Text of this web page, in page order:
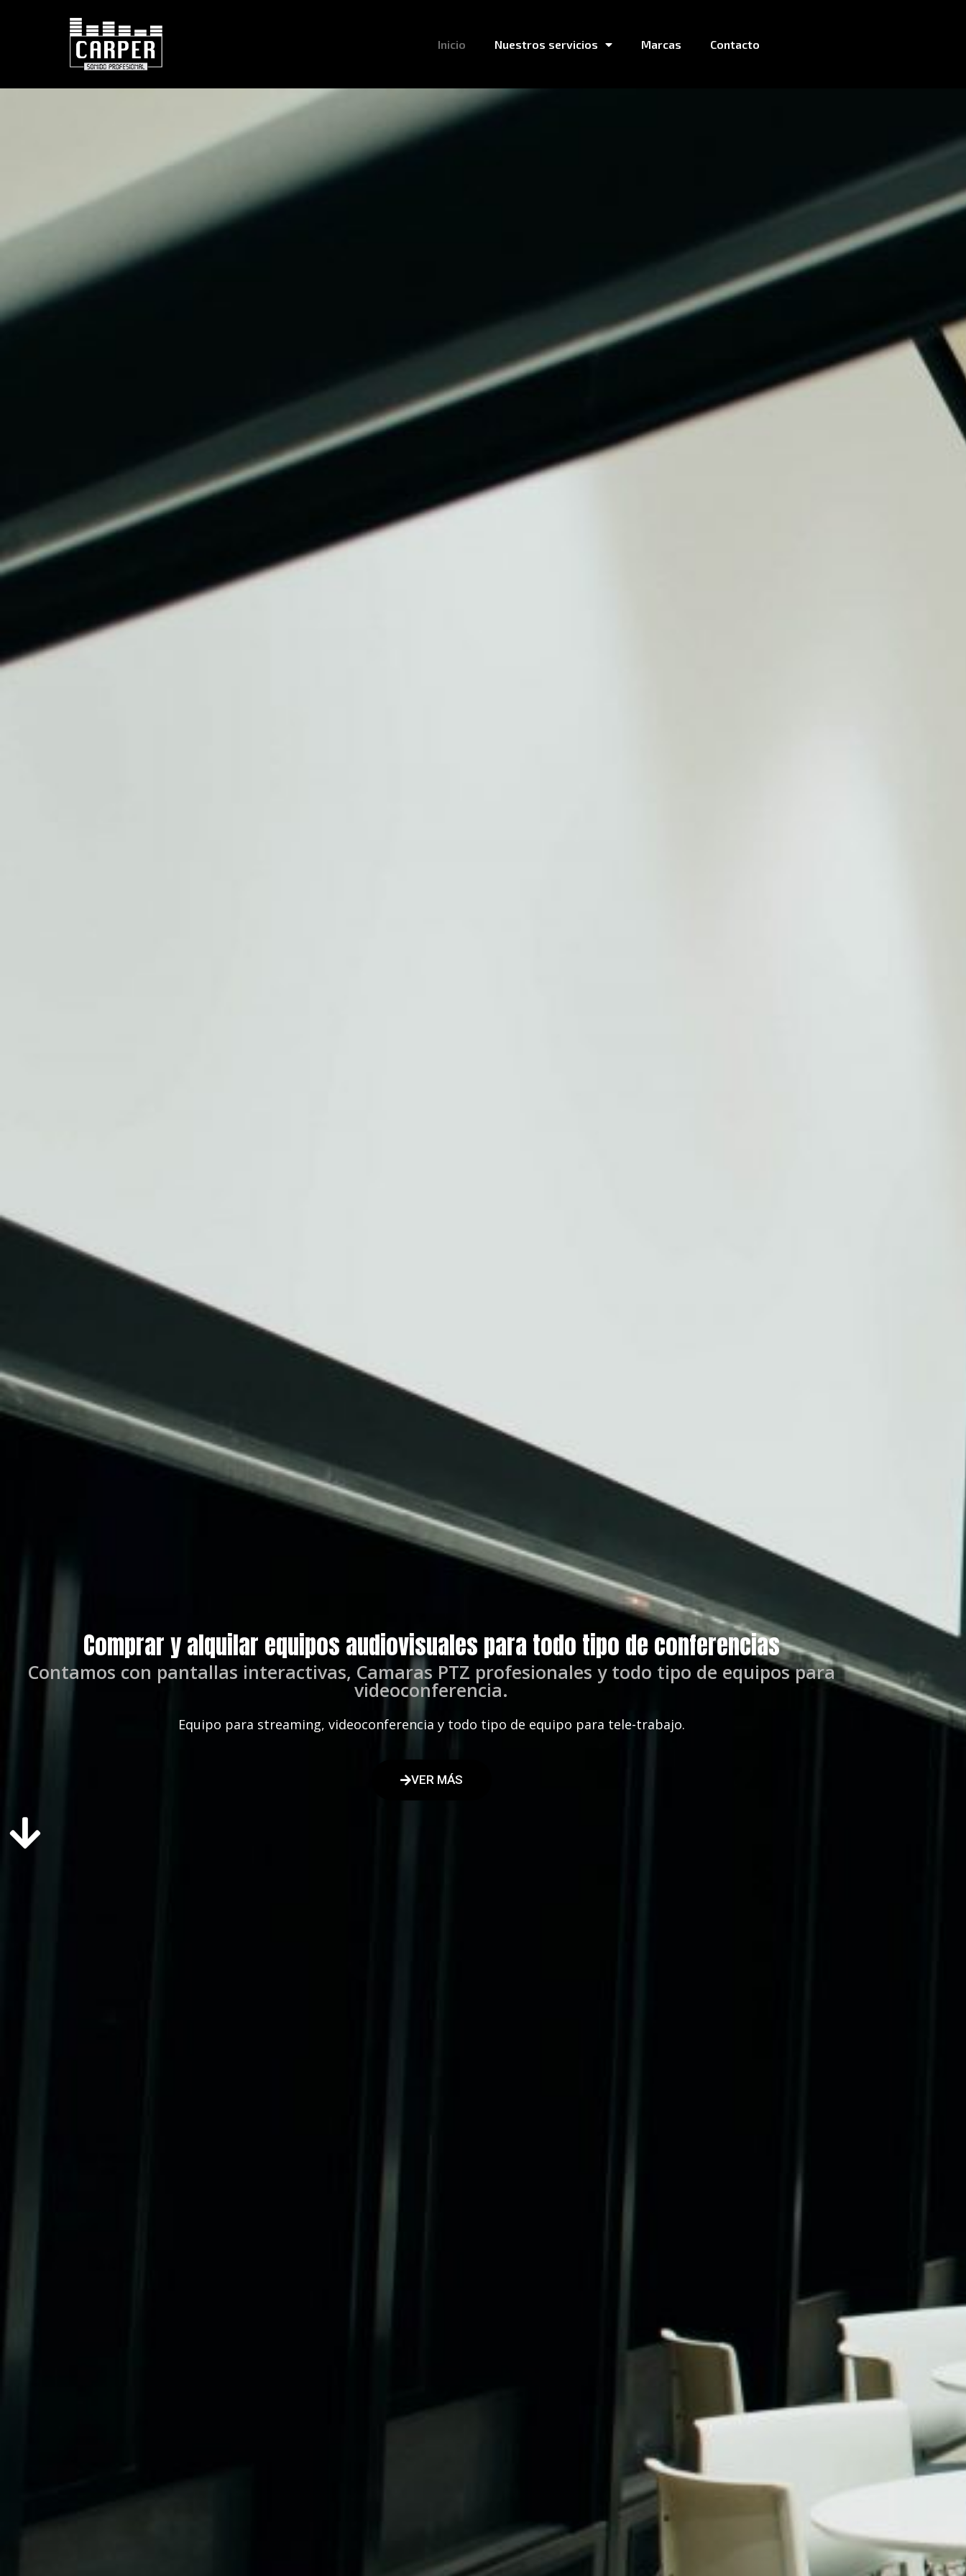
Inicio Nuestros servicios Marcas Contacto
Comprar y alquilar equipos audiovisuales para todo tipo de conferencias
Contamos con pantallas interactivas, Camaras PTZ profesionales y todo tipo de equipos para
videoconferencia.
Equipo para streaming, videoconferencia y todo tipo de equipo para tele-trabajo.
VER MÁS